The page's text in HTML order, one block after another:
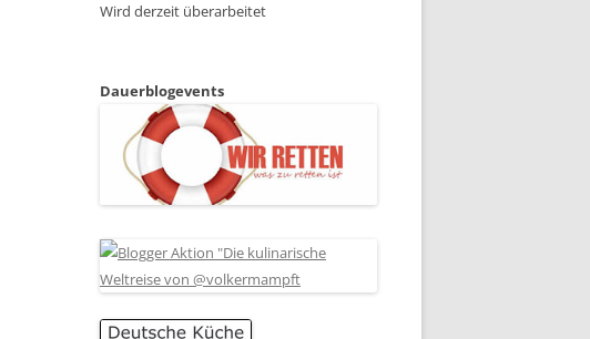
Wird derzeit überarbeitet
Dauerblogevents